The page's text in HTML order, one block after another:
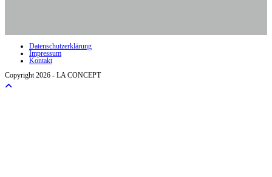
Datenschutzerklärung
Impressum
Kontakt
Copyright 2026 - LA CONCEPT